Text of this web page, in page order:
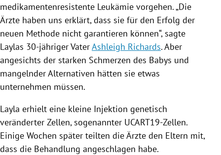
medikamentenresistente Leukämie vorgehen. „Die
Ärzte haben uns erklärt, dass sie für den Erfolg der
neuen Methode nicht garantieren können“, sagte
Laylas 30-jähriger VaterAshleigh Richards. Aber
angesichts der starken Schmerzen des Babys und
mangelnder Alternativen hätten sie etwas
unternehmen müssen.
Layla erhielt eine kleine Injektion genetisch
veränderter Zellen, sogenannter UCART19-Zellen.
Einige Wochen später teilten die Ärzte den Eltern mit,
dass die Behandlung angeschlagen habe.